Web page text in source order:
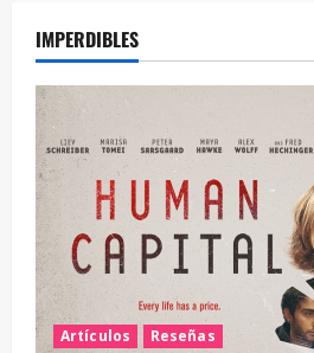
IMPERDIBLES
Artículos Reseñas